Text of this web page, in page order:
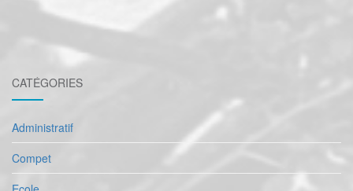
CATÉGORIES
Administratif
Compet